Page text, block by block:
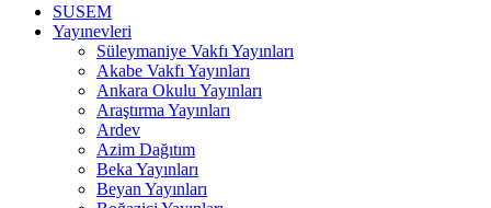
SUSEM
Yayınevleri
Süleymaniye Vakfı Yayınları
Akabe Vakfı Yayınları
Ankara Okulu Yayınları
Araştırma Yayınları
Ardev
Azim Dağıtım
Beka Yayınları
Beyan Yayınları